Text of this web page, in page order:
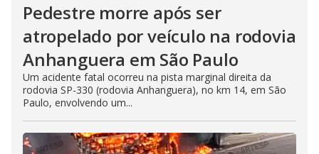
Pedestre morre após ser
atropelado por veículo na rodovia
Anhanguera em São Paulo
Um acidente fatal ocorreu na pista marginal direita da
rodovia SP-330 (rodovia Anhanguera), no km 14, em São
Paulo, envolvendo um...